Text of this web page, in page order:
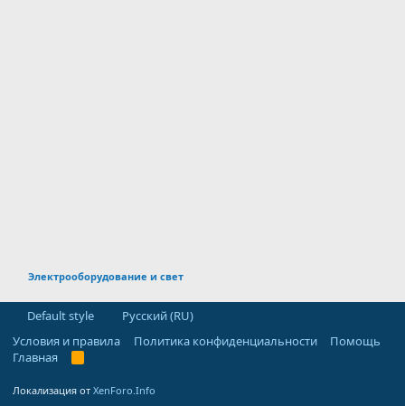
Электрооборудование и свет
Default style
Русский (RU)
Условия и правила
Политика конфиденциальности
Помощь
Главная
R
Локализация от XenForo.Info